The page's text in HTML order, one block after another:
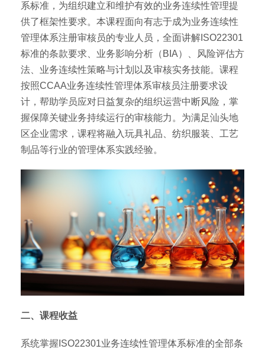
系标准，为组织建立和维护有效的业务连续性管理提
供了框架性要求。本课程面向有志于成为业务连续性
管理体系注册审核员的专业人员，全面讲解ISO22301
标准的条款要求、业务影响分析（BIA）、风险评估方
法、业务连续性策略与计划以及审核实务技能。课程
按照CCAA业务连续性管理体系审核员注册要求设
计，帮助学员应对日益复杂的组织运营中断风险，掌
握保障关键业务持续运行的审核能力。为满足汕头地
区企业需求，课程将融入玩具礼品、纺织服装、工艺
制品等行业的管理体系实践经验。
二、课程收益
系统掌握ISO22301业务连续性管理体系标准的全部条